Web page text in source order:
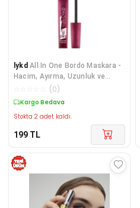
lykd All In One Bordo Maskara -
Hacim, Ayırma, Uzunluk ve
Kıvrım Veren Maskara
(0)
Kargo Bedava
Stokta 2 adet kaldı.
199 TL